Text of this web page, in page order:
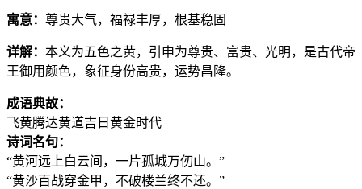
寓意： 尊贵大气，福禄丰厚，根基稳固
详解： 本义为五色之黄，引申为尊贵、富贵、光明，是古代帝
王御用颜色，象征身份高贵，运势昌隆。
成语典故：
飞黄腾达黄道吉日 黄金时代
诗词名句：
“黄河远上白云间，一片孤城万仞山。”
“黄沙百战穿金甲，不破楼兰终不还。”